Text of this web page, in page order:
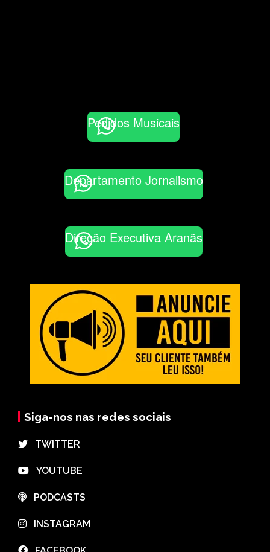
Pedidos Musicais
Departamento Jornalismo
Direção Executiva Aranãs
Siga-nos nas redes sociais
⠀TWITTER
⠀YOUTUBE
⠀PODCASTS
⠀INSTAGRAM